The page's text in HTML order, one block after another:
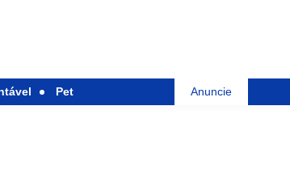
Pet Anuncie